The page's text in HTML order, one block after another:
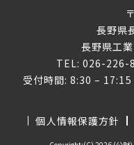
長野県
長野県工
TEL: 026-226-
受付時間: 8:30 – 17:15
個人情報保護方針